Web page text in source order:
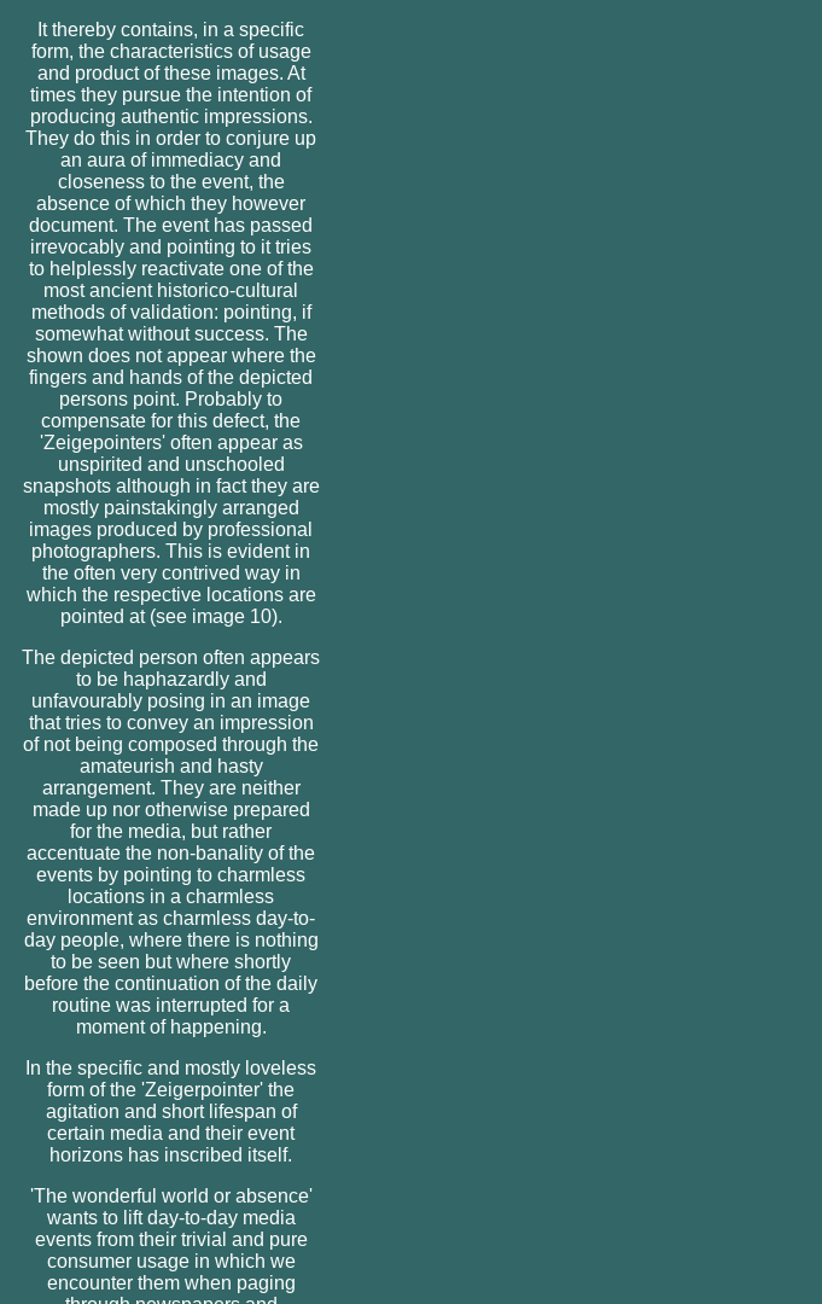
It thereby contains, in a specific
form, the characteristics of usage
and product of these images. At
times they pursue the intention of
producing authentic impressions.
They do this in order to conjure up
an aura of immediacy and
closeness to the event, the
absence of which they however
document. The event has passed
irrevocably and pointing to it tries
to helplessly reactivate one of the
most ancient historico-cultural
methods of validation: pointing, if
somewhat without success. The
shown does not appear where the
fingers and hands of the depicted
persons point. Probably to
compensate for this defect, the
'Zeigepointers' often appear as
unspirited and unschooled
snapshots although in fact they are
mostly painstakingly arranged
images produced by professional
photographers. This is evident in
the often very contrived way in
which the respective locations are
pointed at (see image 10).
The depicted person often appears
to be haphazardly and
unfavourably posing in an image
that tries to convey an impression
of not being composed through the
amateurish and hasty
arrangement. They are neither
made up nor otherwise prepared
for the media, but rather
accentuate the non-banality of the
events by pointing to charmless
locations in a charmless
environment as charmless day-to-
day people, where there is nothing
to be seen but where shortly
before the continuation of the daily
routine was interrupted for a
moment of happening.
In the specific and mostly loveless
form of the 'Zeigerpointer' the
agitation and short lifespan of
certain media and their event
horizons has inscribed itself.
'The wonderful world or absence'
wants to lift day-to-day media
events from their trivial and pure
consumer usage in which we
encounter them when paging